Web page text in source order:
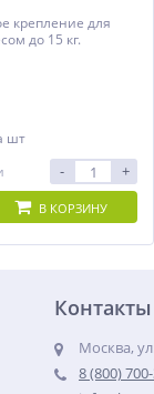
крепление для
до 15 кг.
шт
- +
В КОРЗИНУ
Контакты
Москва,
8 (800)